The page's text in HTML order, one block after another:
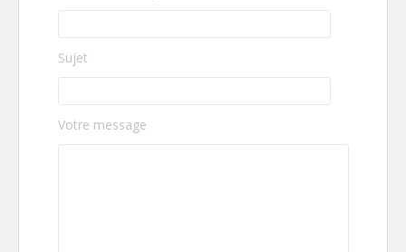
Sujet
Votre message